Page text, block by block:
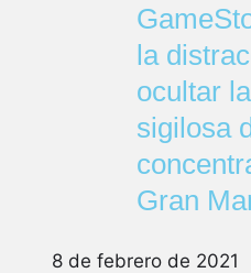
la
ocultar
sigilosa
Gran
8 de febrero de 2021